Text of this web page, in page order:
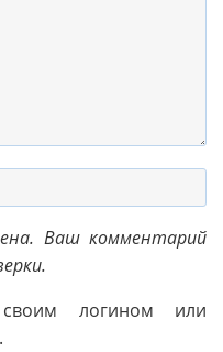
Ваш комментарий
логином или